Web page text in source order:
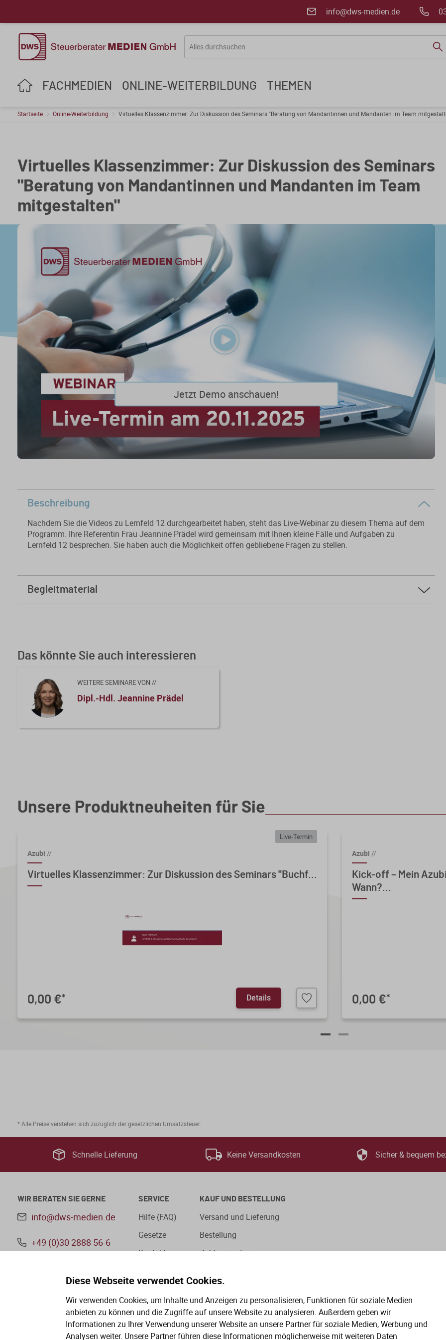
Diese Webseite verwendet Cookies.
Wir verwenden Cookies, um Inhalte und Anzeigen zu personalisieren, Funktionen für soziale Medien
anbieten zu können und die Zugriffe auf unsere Website zu analysieren. Außerdem geben wir
Informationen zu Ihrer Verwendung unserer Website an unsere Partner für soziale Medien, Werbung und
Analysen weiter. Unsere Partner führen diese Informationen möglicherweise mit weiteren Daten
info@dws-medien.de
FACHMEDIEN ONLINE-WEITERBILDUNG THEMEN
Startseite Online-Weiterbildung Virtuelles Klassenzimmer: Zur Diskussion des Seminars "Beratung von Mandantinnen und Mandanten im Team
Virtuelles Klassenzimmer: Zur Diskussion des Seminars
"Beratung von Mandantinnen und Mandanten im Team
mitgestalten"
Play
Video
Jetzt Demo anschauen!
Beschreibung
Nachdem Sie die Videos zu Lernfeld 12 durchgearbeitet haben, steht das Live-Webinar zu diesem Thema auf dem
Programm. Ihre Referentin Frau Jeannine Prädel wird gemeinsam mit Ihnen kleine Fälle und Aufgaben zu
Lernfeld 12 besprechen. Sie haben auch die Möglichkeit offen gebliebene Fragen zu stellen.
Begleitmaterial
Das könnte Sie auch interessieren
WEITERE SEMINARE VON //
Dipl.-Hdl. Jeannine Prädel
Unsere Produktneuheiten für Sie
Live-Termin
Azubi //
Virtuelles Klassenzimmer: Zur Diskussion des Seminars "Buchf...
0,00 €* Details
Azubi //
Kick-off – Mein
Wann?...
0,00 €*
* Alle Preise verstehen sich zuzüglich der gesetzlichen Umsatzsteuer.
Schnelle Lieferung Keine Versandkosten Sicher & bequem
WIR BERATEN SIE GERNE
info@dws-medien.de
+49 (0)30 2888 56-6
SERVICE
Hilfe (FAQ)
Gesetze
Kontakt
KAUF UND BESTELLUNG
Versand und Lieferung
Bestellung
Zahlungsarten
Aus Gründen der besseren Lesbarkeit wird auf die gleichzeitige Verwendung der Sprachformen männlich, weiblich und
divers (m/w/d) verzichtet. Sämtliche Personenbezeichnungen gelten gleichermaßen für alle Geschlechter.